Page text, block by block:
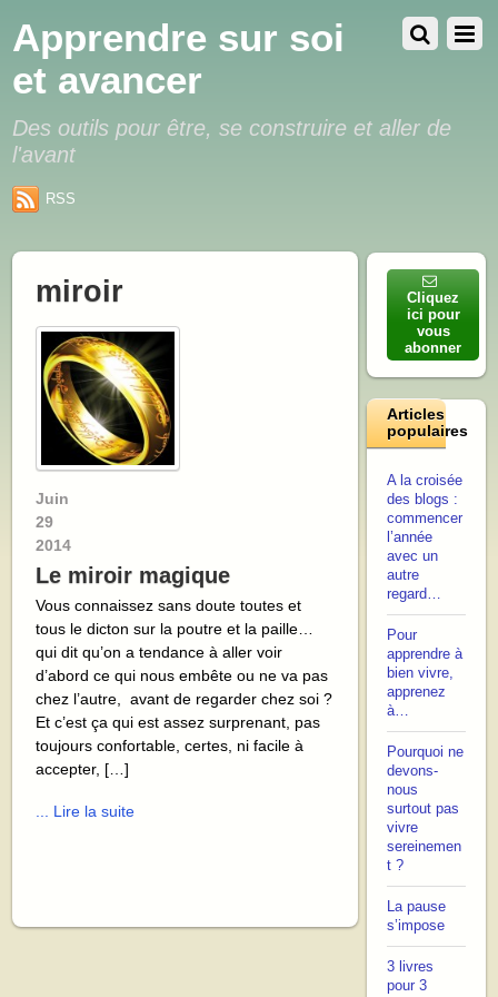
Apprendre sur soi
et avancer
Des outils pour être, se construire et aller de
l'avant
RSS
miroir
Juin
29
2014
Le miroir magique
Vous connaissez sans doute toutes et
tous le dicton sur la poutre et la paille…
qui dit qu’on a tendance à aller voir
d’abord ce qui nous embête ou ne va pas
chez l’autre, avant de regarder chez soi ?
Et c’est ça qui est assez surprenant, pas
toujours confortable, certes, ni facile à
accepter, […]
... Lire la suite
Cliquez
ici pour
vous
abonner
Articles
populaires
A la croisée
des blogs :
commencer
l’année
avec un
autre
regard…
Pour
apprendre à
bien vivre,
apprenez
à…
Pourquoi ne
devons-
nous
surtout pas
vivre
sereinemen
t ?
La pause
s’impose
3 livres
pour 3